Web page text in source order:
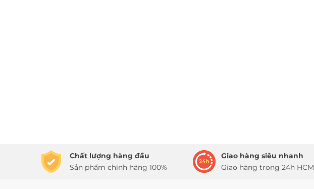
Chất lượng hàng đầu
Sản phẩm chính hãng 100%
Giao hàng siêu nhanh
Giao hàng trong 24h HCM